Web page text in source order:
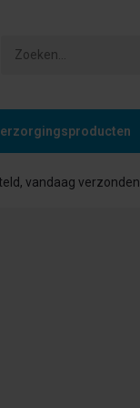
vandaag verzonden